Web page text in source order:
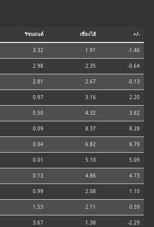
ริชมอนด์ เซี่ยงไฮ้ +/-
3.32 1.91 -1.40
2.98 2.35 -0.64
2.81 2.67 -0.13
0.97 3.16 2.20
0.50 4.32 3.82
0.09 8.37 8.28
0.04 6.82 6.79
0.01 5.10 5.09
0.13 4.86 4.73
0.99 2.08 1.10
1.53 2.11 0.59
3.67 1.38 -2.29